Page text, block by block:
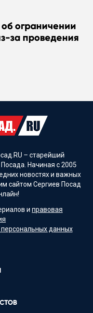
ограничении
за проведения
– старейший
Начиная с 2005
новостях и важных
сайтом Сергиев Посад
и правовая
данных